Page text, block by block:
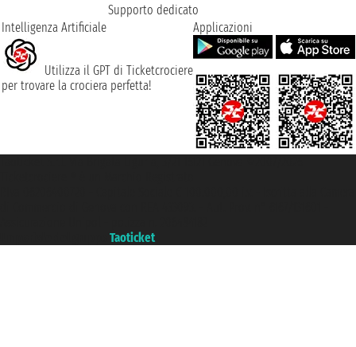
Supporto dedicato
Intelligenza Artificiale
Utilizza il GPT di Ticketcrociere
per trovare la crociera perfetta!
Applicazioni
Taoticket